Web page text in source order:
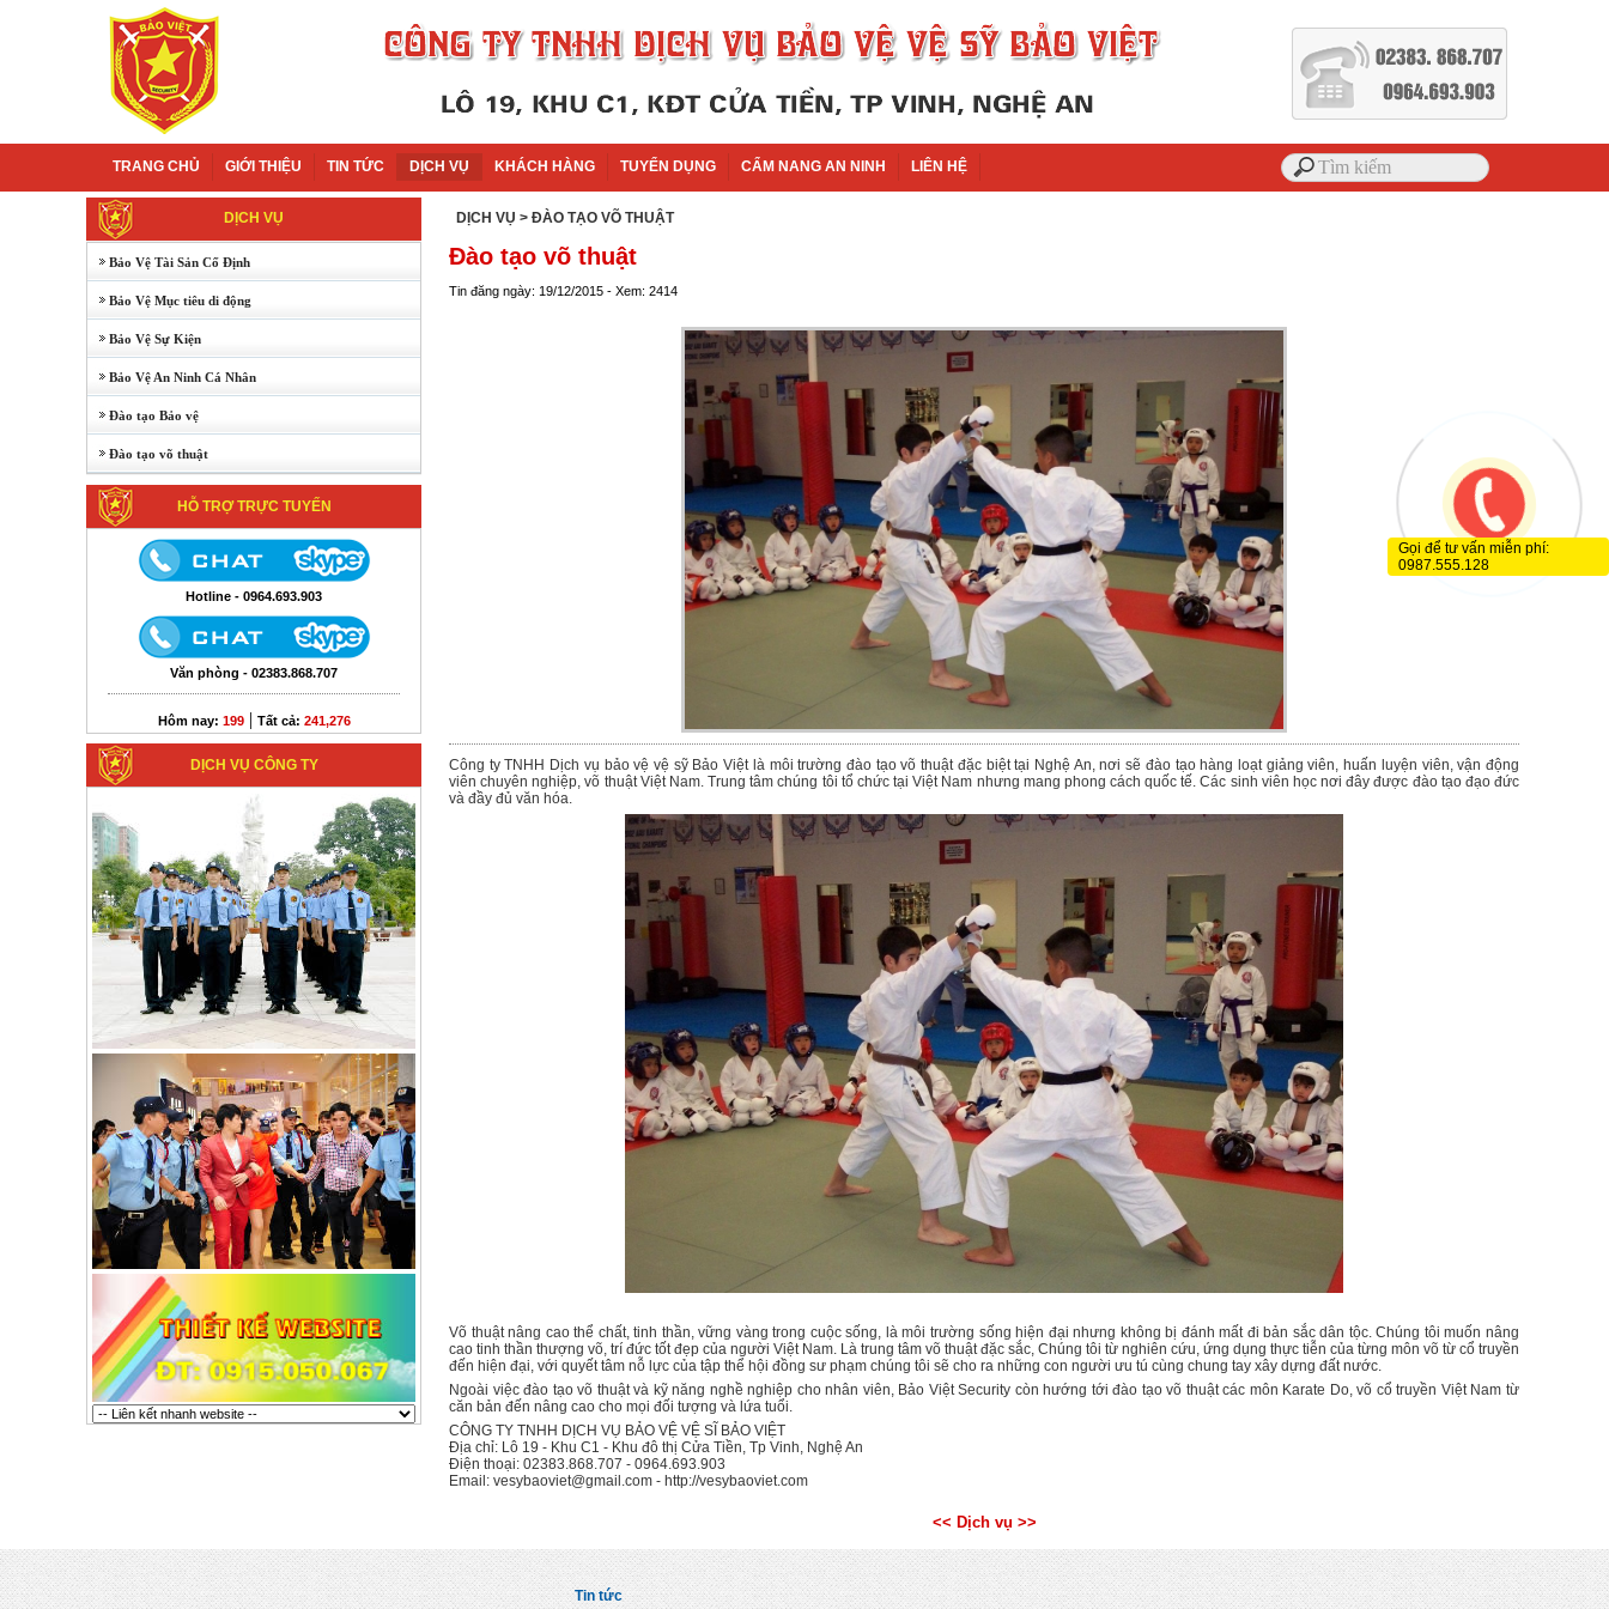
TRANG CHỦ GIỚI THIỆU TIN TỨC DỊCH VỤ KHÁCH HÀNG TUYỂN DỤNG CẨM NANG AN NINH LIÊN HỆ
DỊCH VỤ
Bảo Vệ Tài Sản Cố Định
Bảo Vệ Mục tiêu di động
Bảo Vệ Sự Kiện
Bảo Vệ An Ninh Cá Nhân
Đào tạo Bảo vệ
Đào tạo võ thuật
HỖ TRỢ TRỰC TUYẾN
Hotline - 0964.693.903
Văn phòng - 02383.868.707
Hôm nay: 199| Tất cả: 241,276
DỊCH VỤ CÔNG TY
DỊCH VỤ > ĐÀO TẠO VÕ THUẬT
Đào tạo võ thuật
Tin đăng ngày: 19/12/2015 - Xem: 2414
Công ty TNHH Dịch vụ bảo vệ vệ sỹ Bảo Việt là môi trường đào tạo võ thuật đặc biệt tại Nghệ An, nơi sẽ đào tạo hàng loạt giảng viên, huấn luyện viên, vận động
viên chuyên nghiệp, võ thuật Việt Nam. Trung tâm chúng tôi tổ chức tại Việt Nam nhưng mang phong cách quốc tế. Các sinh viên học nơi đây được đào tạo đạo đức
và đầy đủ văn hóa.
Võ thuật nâng cao thể chất, tinh thần, vững vàng trong cuộc sống, là môi trường sống hiện đại nhưng không bị đánh mất đi bản sắc dân tộc. Chúng tôi muốn nâng
cao tinh thần thượng võ, trí đức tốt đẹp của người Việt Nam. Là trung tâm võ thuật đặc sắc, Chúng tôi từ nghiên cứu, ứng dụng thực tiễn của từng môn võ từ cổ truyền
đến hiện đại, với quyết tâm nỗ lực của tập thể hội đồng sư phạm chúng tôi sẽ cho ra những con người ưu tú cùng chung tay xây dựng đất nước.
Ngoài việc đào tạo võ thuật và kỹ năng nghề nghiệp cho nhân viên, Bảo Việt Security còn hướng tới đào tạo võ thuật các môn Karate Do, võ cổ truyền Việt Nam từ
căn bản đến nâng cao cho mọi đối tượng và lứa tuổi.
CÔNG TY TNHH DỊCH VỤ BẢO VỆ VỆ SĨ BẢO VIỆT
Địa chỉ: Lô 19 - Khu C1 - Khu đô thị Cửa Tiền, Tp Vinh, Nghệ An
Điện thoại: 02383.868.707 - 0964.693.903
Email: vesybaoviet@gmail.com - http://vesybaoviet.com
<< Dịch vụ >>
Tin tức
Gọi để tư vấn miễn phí:
0987.555.128